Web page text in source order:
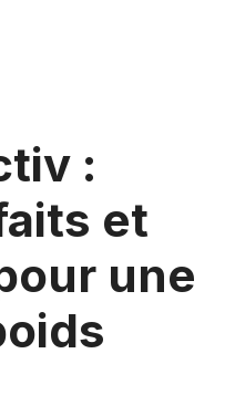
:
et
une